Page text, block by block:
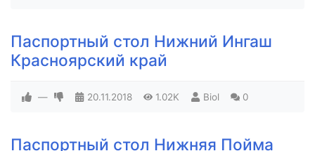
Паспортный стол Нижний Ингаш
Красноярский край
— 20.11.2018 1.02K Biol 0
Паспортный стол Нижняя Пойма